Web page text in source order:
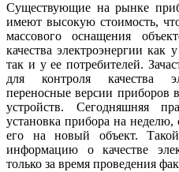
Существующие на рынке
имеют высокую стоимость,
массового оснащения
качества электроэнергии как
так и у ее потребителей.
для контроля качества
переносные версии приборов
устройств. Сегодняшняя
установка прибора на
его на новый объект.
информацию о качестве
только за время проведения